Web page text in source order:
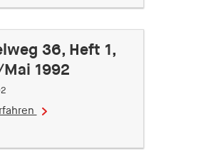
36, Heft 1,
1992